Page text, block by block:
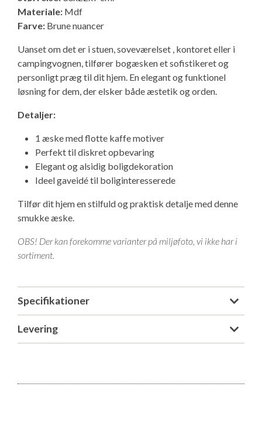
Isabella Opstillingsvejledninger
GPDR - Optagelse af foto og video
GPDR - KG Camping Kundeklub
Materiale: Mdf
Farve: Brune nuancer
Uanset om det er i stuen, soveværelset , kontoret eller i
campingvognen, tilfører bogæsken et sofistikeret og
personligt præg til dit hjem. En elegant og funktionel
løsning for dem, der elsker både æstetik og orden.
Detaljer:
1 æske med flotte kaffe motiver
Perfekt til diskret opbevaring
Elegant og alsidig boligdekoration
Ideel gaveidé til boliginteresserede
Tilfør dit hjem en stilfuld og praktisk detalje med denne
smukke æske.
OBS! Der kan forekomme varianter på miljøfoto, vi ikke har i
sortiment.
Specifikationer
Levering